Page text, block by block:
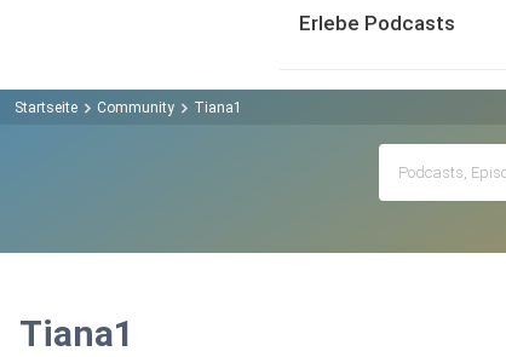
Erlebe Podcasts
Startseite Community Tiana1
Tiana1